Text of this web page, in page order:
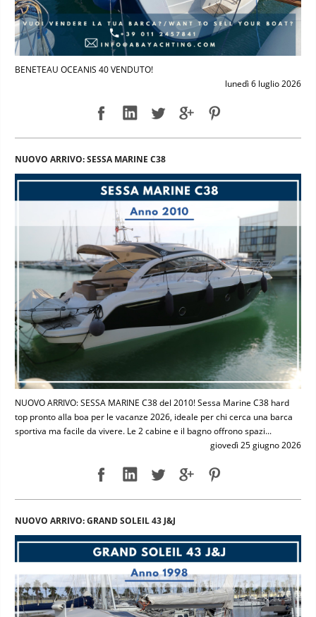
BENETEAU OCEANIS 40 VENDUTO!
lunedì 6 luglio 2026
NUOVO ARRIVO: SESSA MARINE C38
NUOVO ARRIVO: SESSA MARINE C38 del 2010! Sessa Marine C38 hard
top pronto alla boa per le vacanze 2026, ideale per chi cerca una barca
sportiva ma facile da vivere. Le 2 cabine e il bagno offrono spazi...
giovedì 25 giugno 2026
NUOVO ARRIVO: GRAND SOLEIL 43 J&J